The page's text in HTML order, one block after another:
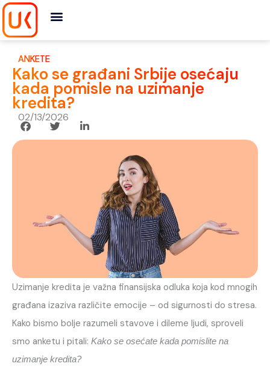
Skip
content
ANKETE
Kako se građani Srbije osećaju
kada pomisle na uzimanje
kredita?
02/13/2026
Uzimanje kredita je važna finansijska odluka koja kod mnogih
građana izaziva različite emocije – od sigurnosti do stresa.
Kako bismo bolje razumeli stavove i dileme ljudi, sproveli
smo anketu i pitali: Kako se osećate kada pomislite na
uzimanje kredita?